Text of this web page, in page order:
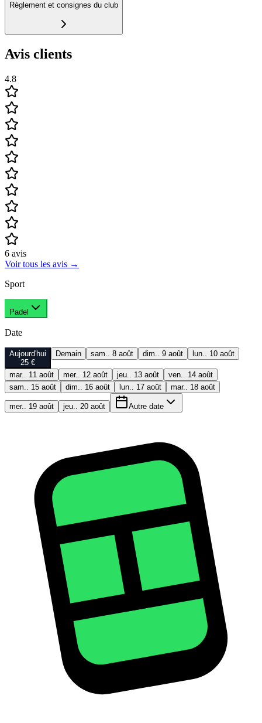
Règlement et consignes du club
Avis clients
4.8
6 avis
Voir tous les avis →
Sport
Padel
Date
Aujourd'hui
25 €
Demain sam.. 8 août dim.. 9 août lun.. 10 août
mar.. 11 août mer.. 12 août jeu.. 13 août
ven.. 14 août
sam.. 15 août
dim.. 16 août lun.. 17 août mar.. 18 août
mer.. 19 août jeu.. 20 août Autre date